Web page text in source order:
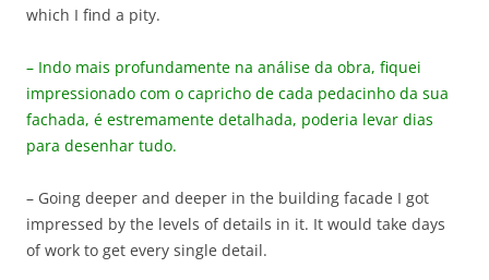
which I find a pity.
– Indo mais profundamente na análise da obra, fiquei
impressionado com o capricho de cada pedacinho da sua
fachada, é estremamente detalhada, poderia levar dias
para desenhar tudo.
– Going deeper and deeper in the building facade I got
impressed by the levels of details in it. It would take days
of work to get every single detail.